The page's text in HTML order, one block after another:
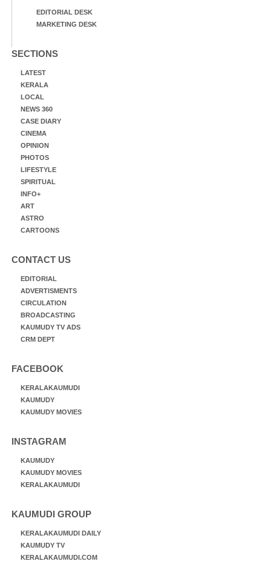
EDITORIAL DESK
MARKETING DESK
SECTIONS
LATEST
KERALA
LOCAL
NEWS 360
CASE DIARY
CINEMA
OPINION
PHOTOS
LIFESTYLE
SPIRITUAL
INFO+
ART
ASTRO
CARTOONS
CONTACT US
EDITORIAL
ADVERTISMENTS
CIRCULATION
BROADCASTING
KAUMUDY TV ADS
CRM DEPT
FACEBOOK
KERALAKAUMUDI
KAUMUDY
KAUMUDY MOVIES
INSTAGRAM
KAUMUDY
KAUMUDY MOVIES
KERALAKAUMUDI
KAUMUDI GROUP
KERALAKAUMUDI DAILY
KAUMUDY TV
KERALAKAUMUDI.COM